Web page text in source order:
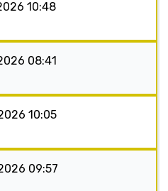
10:48
08:41
10:05
09:57